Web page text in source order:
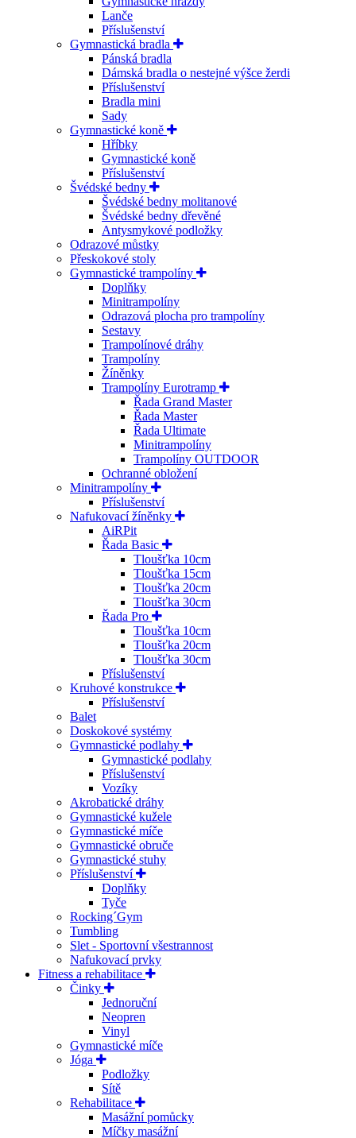
Lanče
Příslušenství
Gymnastická bradla
Pánská bradla
Dámská bradla o nestejné výšce žerdi
Příslušenství
Bradla mini
Sady
Gymnastické koně
Hříbky
Gymnastické koně
Příslušenství
Švédské bedny
Švédské bedny molitanové
Švédské bedny dřevěné
Antysmykové podložky
Odrazové můstky
Přeskokové stoly
Gymnastické trampolíny
Doplňky
Minitrampolíny
Odrazová plocha pro trampolíny
Sestavy
Trampolínové dráhy
Trampolíny
Žíněnky
Trampolíny Eurotramp
Řada Grand Master
Řada Master
Řada Ultimate
Minitrampolíny
Trampolíny OUTDOOR
Ochranné obložení
Minitrampolíny
Příslušenství
Nafukovací žíněnky
AiRPit
Řada Basic
Tloušťka 10cm
Tloušťka 15cm
Tloušťka 20cm
Tloušťka 30cm
Řada Pro
Tloušťka 10cm
Tloušťka 20cm
Tloušťka 30cm
Příslušenství
Kruhové konstrukce
Příslušenství
Balet
Doskokové systémy
Gymnastické podlahy
Gymnastické podlahy
Příslušenství
Vozíky
Akrobatické dráhy
Gymnastické kužele
Gymnastické míče
Gymnastické obruče
Gymnastické stuhy
Příslušenství
Doplňky
Tyče
Rocking´Gym
Tumbling
Slet - Sportovní všestrannost
Nafukovací prvky
Fitness a rehabilitace
Činky
Jednoruční
Neopren
Vinyl
Gymnastické míče
Jóga
Podložky
Sítě
Rehabilitace
Masážní pomůcky
Míčky masážní